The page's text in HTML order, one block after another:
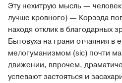
Эту нехитрую мысль —
лучше кровного) — Корээда
находя отклик в благодарных
Бытовуха на грани отчаяния в
мелогуманизмом (sic) почти
движении, впрочем,
успевают застояться и